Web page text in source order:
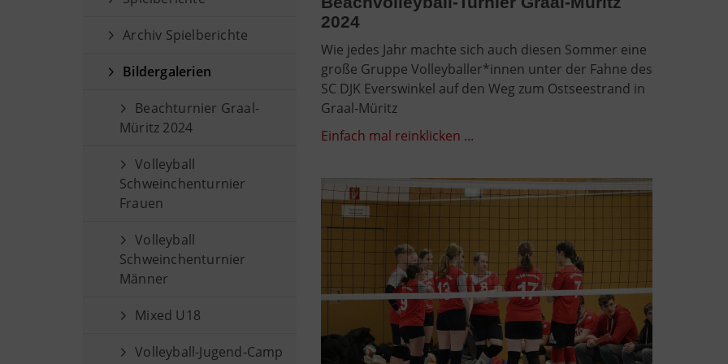
2024
Wie jedes Jahr machte sich auch diesen Sommer eine
große Gruppe Volleyballer*innen unter der Fahne des
SC DJK Everswinkel auf den Weg zum Ostseestrand in
Graal-Müritz
Einfach mal reinklicken ...
Archiv Spielberichte
Bildergalerien
Beachturnier Graal-
Müritz 2024
Volleyball
Schweinchenturnier
Frauen
Volleyball
Schweinchenturnier
Männer
Mixed U18
Volleyball-Jugend-Camp